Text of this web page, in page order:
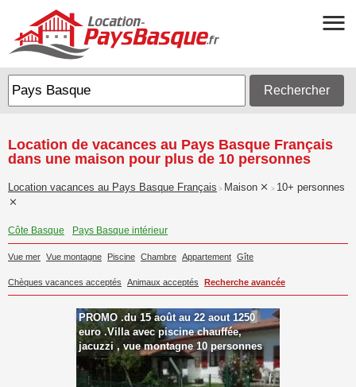
Rechercher
Location de vacances au Pays Basque Français
dans une maison pour plus de 10 personnes
Location vacances au Pays Basque Français > Maison > 10+ personnes
Côte Basque Pays Basque intérieur
Vue mer Vue montagne Piscine Chambre Appartement Gîte
Chèques vacances acceptés Animaux acceptés Recherche avancée
PROMO .du 15 août au 22 aout 1250
euro .Villa avec piscine chauffée,
jacuzzi , vue montagne 10 personnes